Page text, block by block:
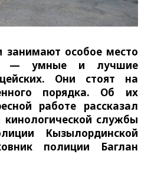
занимают особое место
— умные и лучшие
Они стоят на
порядка. Об их
работе рассказал
службы
Кызылординской
полиции Баглан